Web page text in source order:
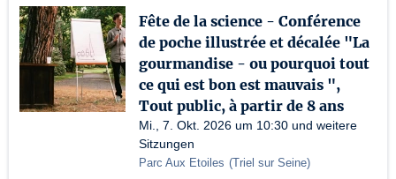
Fête de la science - Conférence
de poche illustrée et décalée "La
gourmandise - ou pourquoi tout
ce qui est bon est mauvais ",
Tout public, à partir de 8 ans
Mi., 7. Okt. 2026 um 10:30 und weitere
Sitzungen
Parc Aux Etoiles (Triel sur Seine)